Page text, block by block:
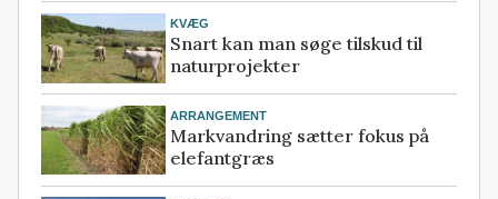
KVÆG
Snart kan man søge tilskud til
naturprojekter
ARRANGEMENT
Markvandring sætter fokus på
elefantgræs